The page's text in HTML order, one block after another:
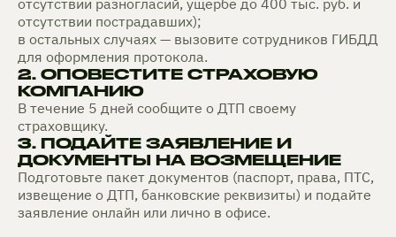
отсутствии пострадавших);
в остальных случаях — вызовите сотрудников ГИБДД
для оформления протокола.
2. ОПОВЕСТИТЕ СТРАХОВУЮ
КОМПАНИЮ
В течение 5 дней сообщите о ДТП своему
страховщику.
3. ПОДАЙТЕ ЗАЯВЛЕНИЕ И
ДОКУМЕНТЫ НА ВОЗМЕЩЕНИЕ
Подготовьте пакет документов (паспорт, права, ПТС,
извещение о ДТП, банковские реквизиты) и подайте
заявление онлайн или лично в офисе.